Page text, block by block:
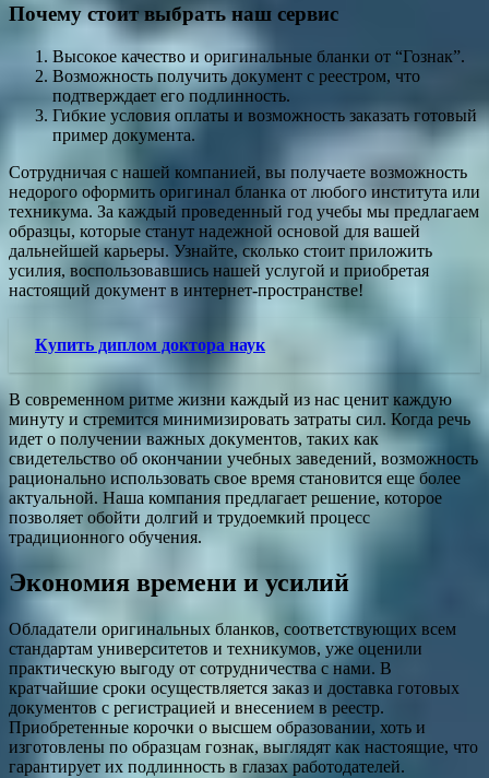
Почему стоит выбрать наш сервис
Высокое качество и оригинальные бланки от “Гознак”.
Возможность получить документ с реестром, что
подтверждает его подлинность.
Гибкие условия оплаты и возможность заказать готовый
пример документа.
Сотрудничая с нашей компанией, вы получаете возможность
недорого оформить оригинал бланка от любого института или
техникума. За каждый проведенный год учебы мы предлагаем
образцы, которые станут надежной основой для вашей
дальнейшей карьеры. Узнайте, сколько стоит приложить
усилия, воспользовавшись нашей услугой и приобретая
настоящий документ в интернет-пространстве!
Купить диплом доктора наук
В современном ритме жизни каждый из нас ценит каждую
минуту и стремится минимизировать затраты сил. Когда речь
идет о получении важных документов, таких как
свидетельство об окончании учебных заведений, возможность
рационально использовать свое время становится еще более
актуальной. Наша компания предлагает решение, которое
позволяет обойти долгий и трудоемкий процесс
традиционного обучения.
Экономия времени и усилий
Обладатели оригинальных бланков, соответствующих всем
стандартам университетов и техникумов, уже оценили
практическую выгоду от сотрудничества с нами. В
кратчайшие сроки осуществляется заказ и доставка готовых
документов с регистрацией и внесением в реестр.
Приобретенные корочки о высшем образовании, хоть и
изготовлены по образцам гознак, выглядят как настоящие, что
гарантирует их подлинность в глазах работодателей.